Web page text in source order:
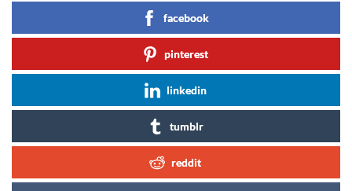
facebook
pinterest
linkedin
tumblr
reddit